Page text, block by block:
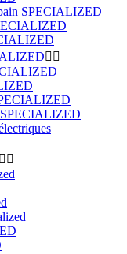
SPECIALIZED
 
 